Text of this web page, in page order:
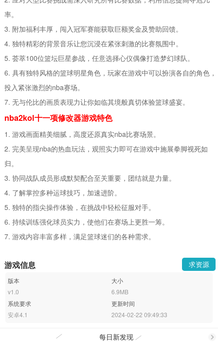
率。
3. 附加福利丰厚，闯入冠军赛能获取巨额奖金及赞助回馈。
4. 独特精彩的背景音乐让您沉浸在紧张刺激的比赛氛围中。
5. 荟萃100位篮坛巨星参战，任意选择心仪偶像打造梦幻球队。
6. 具有独特风格的篮球明星角色，玩家在游戏中可以扮演各自的角色，
投入紧张激烈的nba赛场。
7. 无与伦比的画质表现力让你如临其境般真切体验篮球盛宴。
nba2kol十一项修改器游戏特色
1. 游戏画面精美细腻，高度还原真实nba比赛场景。
2. 完美呈现nba的热血玩法，观照实力即可在游戏中施展拳脚视死如
归。
3. 协同战队成员形成默契配合至关重要，团结就是力量。
4. 了解掌控多种运球技巧，加速进阶。
5. 独特的指尖操作体验，在挑战中轻松征服对手。
6. 持续训练强化球员实力，使他们在赛场上更胜一筹。
7. 游戏内容丰富多样，满足篮球迷们的各种需求。
游戏信息 求资源
版本
v1.0
大小
6.9MB
系统要求
安卓4.1
更新时间
2024-02-22 09:49:33
每日新发现